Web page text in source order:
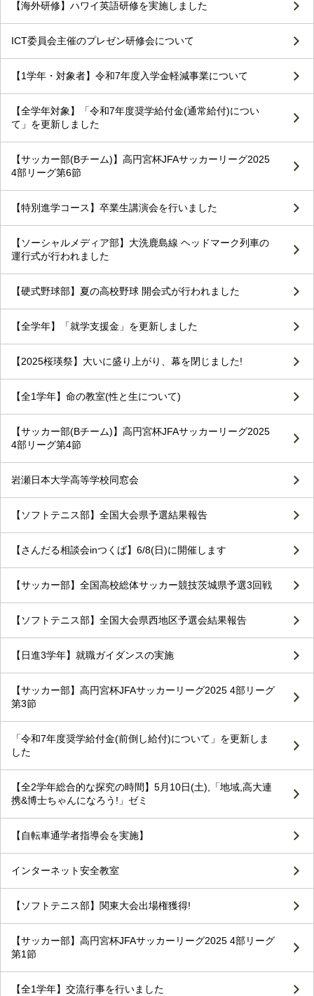
【海外研修】ハワイ英語研修を実施しました
ICT委員会主催のプレゼン研修会について
【1学年・対象者】令和7年度入学金軽減事業について
【全学年対象】「令和7年度奨学給付金(通常給付)につい
て」を更新しました
【サッカー部(Bチーム)】高円宮杯JFAサッカーリーグ2025
4部リーグ第6節
【特別進学コース】卒業生講演会を行いました
【ソーシャルメディア部】大洗鹿島線 ヘッドマーク列車の
運行式が行われました
【硬式野球部】夏の高校野球 開会式が行われました
【全学年】「就学支援金」を更新しました
【2025桜瑛祭】大いに盛り上がり、幕を閉じました!
【全1学年】命の教室(性と生について)
【サッカー部(Bチーム)】高円宮杯JFAサッカーリーグ2025
4部リーグ第4節
岩瀬日本大学高等学校同窓会
【ソフトテニス部】全国大会県予選結果報告
【さんだる相談会inつくば】6/8(日)に開催します
【サッカー部】全国高校総体サッカー競技茨城県予選3回戦
【ソフトテニス部】全国大会県西地区予選会結果報告
【日進3学年】就職ガイダンスの実施
【サッカー部】高円宮杯JFAサッカーリーグ2025 4部リーグ
第3節
「令和7年度奨学給付金(前倒し給付)について」を更新しま
した
【全2学年総合的な探究の時間】5月10日(土),「地域,高大連
携&博士ちゃんになろう!」ゼミ
【自転車通学者指導会を実施】
インターネット安全教室
【ソフトテニス部】関東大会出場権獲得!
【サッカー部】高円宮杯JFAサッカーリーグ2025 4部リーグ
第1節
【全1学年】交流行事を行いました